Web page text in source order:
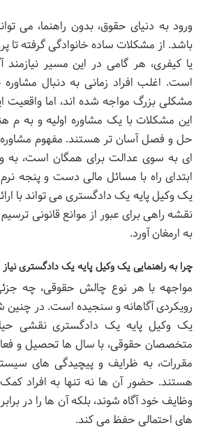
ورود به دنیای حقوق، بدون راهنما، می
باشد. از مشکلات ساده خانوادگی گرفته تا
یا کیفری، هر گامی در این مسیر
است. اغلب افراد زمانی به دنبال
مشکلی بزرگ مواجه شده اند، اما واقعیت
این مشکلات با یک مشاوره اولیه و به م
حل و فصل آسان تر هستند. مفهوم مشاوره
ای به سوی عدالت برای همگان است، به
ابتدای راه با مسائل مالی دست و پنجه
یک وکیل پایه یک دادگستری می تواند با
نقشه راهی برای عبور از موانع قانونی
به ارمغان آورد.
چرا به راهنمایی یک وکیل پایه یک دادگستری نیاز
مواجهه با هر نوع چالش حقوقی، چه
رویکردی آگاهانه و سنجیده است. در چنین
یک وکیل پایه یک دادگستری نقشی
متخصصان حقوقی، با سال ها تحصیل و
مقررات، به ظرایف و پیچیدگی های
هستند. حضور آن ها نه تنها به افراد
وظایف خود آگاه شوند، بلکه آن ها را در
های احتمالی حفظ می کند.